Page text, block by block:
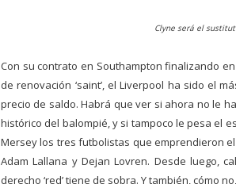
Clyne será el
Con su contrato en Southampton finalizando
de renovación ‘saint’, el Liverpool ha sido el
precio de saldo. Habrá que ver si ahora no le
histórico del balompié, y si tampoco le pesa el
Mersey los tres futbolistas que emprendieron el
Adam Lallana y Dejan Lovren. Desde luego,
derecho ‘red’ tiene de sobra. Y también, cómo